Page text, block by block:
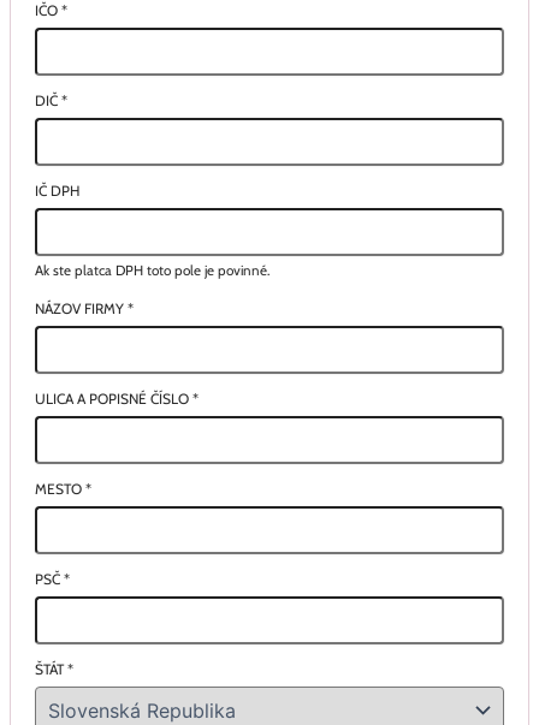
IČO *
DIČ *
IČ DPH
Ak ste platca DPH toto pole je povinné.
NÁZOV FIRMY *
ULICA A POPISNÉ ČÍSLO *
MESTO *
PSČ *
ŠTÁT*